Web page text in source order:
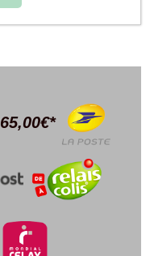
65,00€*